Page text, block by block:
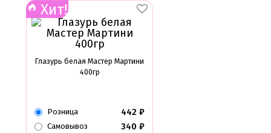
Хит!
Глазурь белая Мастер Мартини
400гр
Розница 442 ₽
Самовывоз 340 ₽